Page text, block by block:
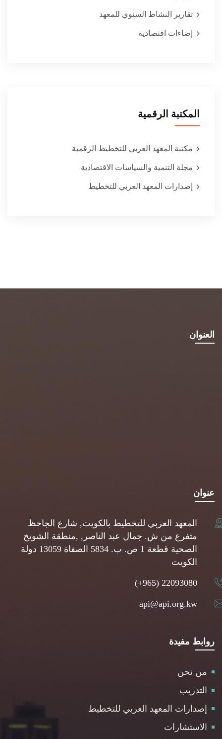
تقارير النشاط السنوي للمعهد
إضاءات اقتصادية
المكتبة الرقمية
مكتبة المعهد العربي للتخطيط الرقمبة
مجلة التنمية والسياسات الاقتصادية
إصدارات المعهد العربي للتخطيط
العنوان
عنوان
المعهد العربي للتخطيط بالكويت, شارع الجاحظ
متفرع من ش. جمال عبد الناصر, ,منطقة الشويخ
الصحية قطعة 1 ص. ب. 5834 الصفاة 13059 دولة
الكويت
(+965) 22093080
api@api.org.kw
روابط مفيدة
من نحن
التدريب
إصدارات المعهد العربي للتخطيط
الاستشارات